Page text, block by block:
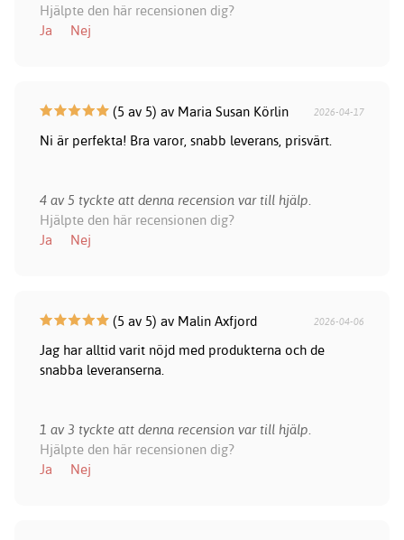
Hjälpte den här recensionen dig?
Ja
Nej
(5 av 5) av Maria Susan Körlin 2026-04-17
Ni är perfekta! Bra varor, snabb leverans, prisvärt.
4 av 5 tyckte att denna recension var till hjälp.
Hjälpte den här recensionen dig?
Ja
Nej
(5 av 5) av Malin Axfjord 2026-04-06
Jag har alltid varit nöjd med produkterna och de
snabba leveranserna.
1 av 3 tyckte att denna recension var till hjälp.
Hjälpte den här recensionen dig?
Ja
Nej